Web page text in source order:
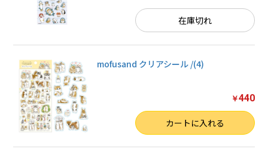
在庫切れ
mofusand クリアシール /(4)
￥440
カートに入れる